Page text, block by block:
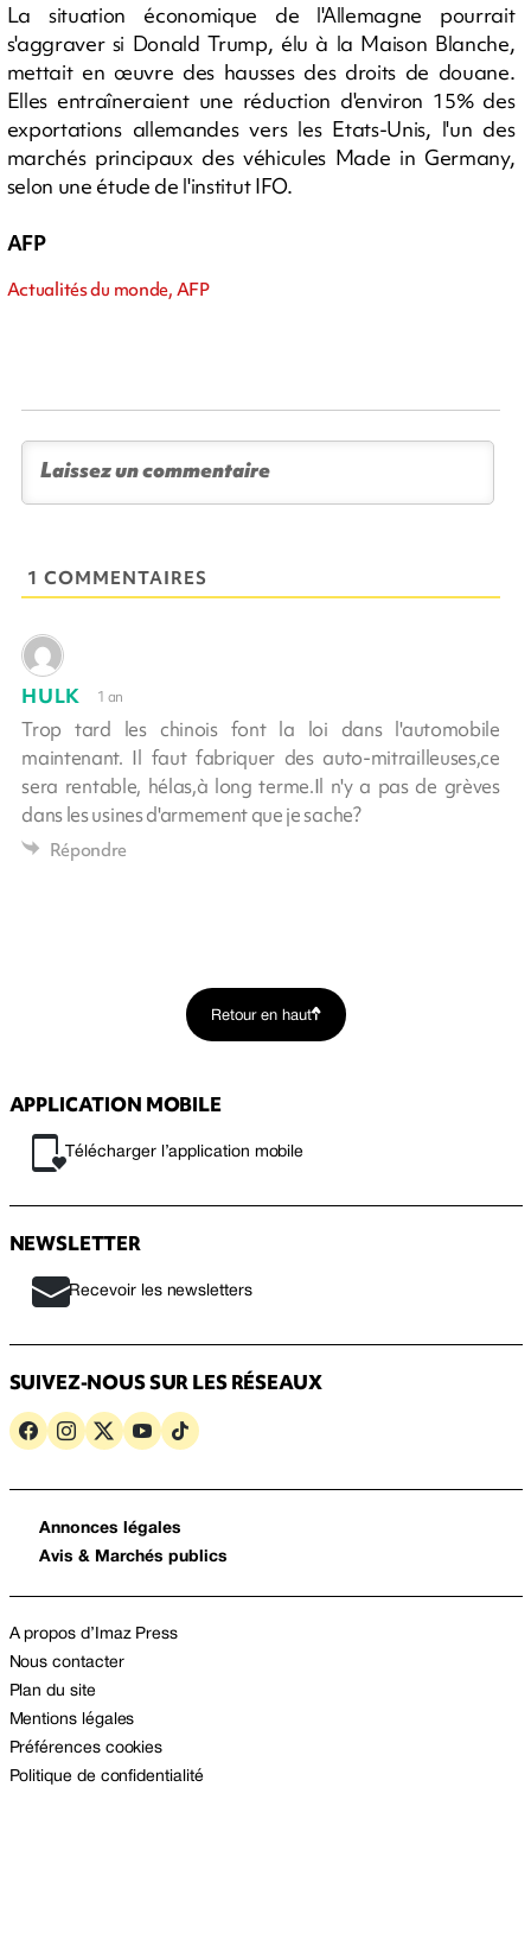
La situation économique de l'Allemagne pourrait
s'aggraver si Donald Trump, élu à la Maison Blanche,
mettait en œuvre des hausses des droits de douane.
Elles entraîneraient une réduction d'environ 15% des
exportations allemandes vers les Etats-Unis, l'un des
marchés principaux des véhicules Made in Germany,
selon une étude de l'institut IFO.
AFP
Actualités du monde, AFP
1 COMMENTAIRES
HULK 1 an
Trop tard les chinois font la loi dans l'automobile
maintenant. Il faut fabriquer des auto-mitrailleuses,ce
sera rentable, hélas,à long terme.Il n'y a pas de grèves
dans les usines d'armement que je sache?
Répondre
Retour en haut
APPLICATION MOBILE
Télécharger l’application mobile
NEWSLETTER
Recevoir les newsletters
SUIVEZ-NOUS SUR LES RÉSEAUX
Annonces légales
Avis & Marchés publics
A propos d’Imaz Press
Nous contacter
Plan du site
Mentions légales
Préférences cookies
Politique de confidentialité